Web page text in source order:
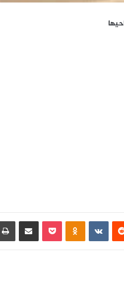
بوكيت مشاركة عبر البريد